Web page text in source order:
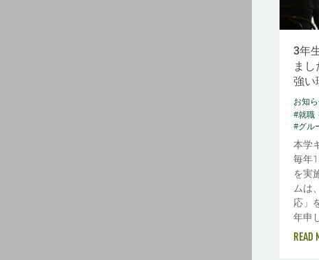
3年
ま
強い
お知
#就職
#グル
本学
毎年
を実
ムは
応」
年申
READ